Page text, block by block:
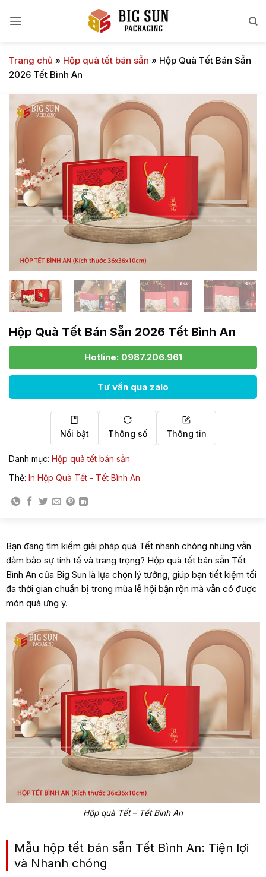
qua
Trang chủ » Hộp quà tết bán sẵn » Hộp Quà Tết Bán Sẵn
2026 Tết Bình An
Hộp Quà Tết Bán Sẵn 2026 Tết Bình An
Hotline: 0987.206.961
Tư vấn qua zalo
Nổi bật Thông số Thông tin
Danh mục: Hộp quà tết bán sẵn
Thẻ: In Hộp Quà Tết - Tết Bình An
Bạn đang tìm kiếm giải pháp quà Tết nhanh chóng nhưng vẫn
đảm bảo sự tinh tế và trang trọng? Hộp quà tết bán sẵn Tết
Bình An của Big Sun là lựa chọn lý tưởng, giúp bạn tiết kiệm tối
đa thời gian chuẩn bị trong mùa lễ hội bận rộn mà vẫn có được
món quà ưng ý.
Hộp quà Tết – Tết Bình An
Mẫu hộp tết bán sẵn Tết Bình An: Tiện lợi
và Nhanh chóng